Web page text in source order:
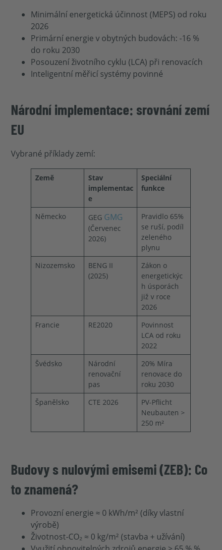
Minimální energetická účinnost (MEPS) od roku
2026
Primární energie v obytných budovách: -16 %
do roku 2030
Posouzení životního cyklu (LCA) při renovacích
Inteligentní měřicí systémy povinné
Národní implementace: srovnání zemí
EU
Vybrané příklady zemí:
Země
Stav
implementac
e
Speciální
funkce
Německo GEG GMG
(Červenec
2026)
Pravidlo 65%
se ruší, podíl
zeleného
plynu
Nizozemsko
BENG II
(2025)
Zákon o
energetickýc
h úsporách
již v roce
2026
Francie
RE2020
Povinnost
LCA od roku
2022
Švédsko
Národní
renovační
pas
20% Míra
renovace do
roku 2030
Španělsko
CTE 2026
PV-Pflicht
Neubauten >
250 m²
Budovy s nulovými emisemi (ZEB): Co
to znamená?
Provozní energie ≈ 0 kWh/m² (díky vlastní
výrobě)
Životnost-CO₂ ≈ 0 kg/m² (stavba + užívání)